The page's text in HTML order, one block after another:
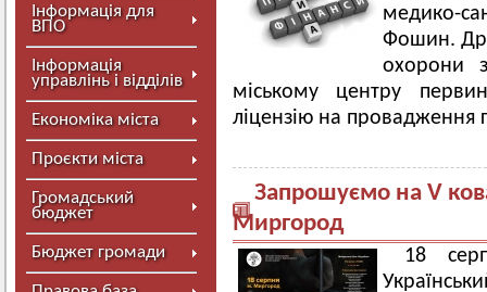
Інформація для
ВПО
Інформація
управлінь і відділів
Економіка міста
Проєкти міста
Громадський
бюджет
Бюджет громади
медико-
Фошин.
охорони
міському центру
ліцензію на провадження
Запрошуємо на V
Миргород
18